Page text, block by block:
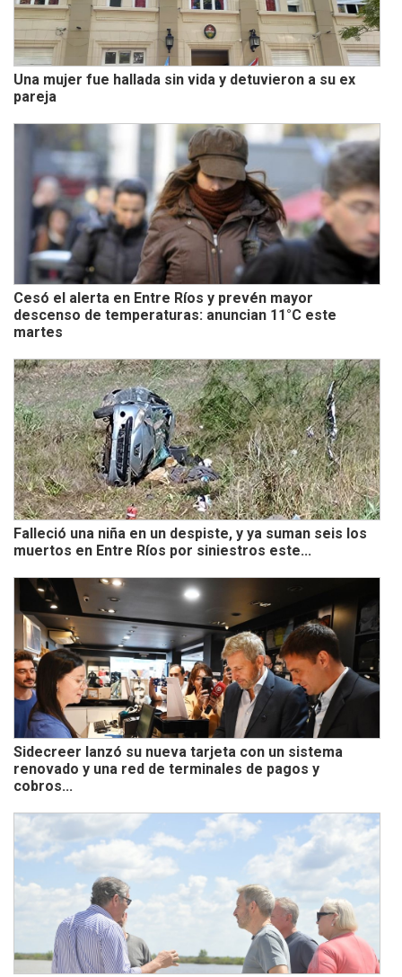
Una mujer fue hallada sin vida y detuvieron a su ex
pareja
Cesó el alerta en Entre Ríos y prevén mayor
descenso de temperaturas: anuncian 11°C este
martes
Falleció una niña en un despiste, y ya suman seis los
muertos en Entre Ríos por siniestros este...
Sidecreer lanzó su nueva tarjeta con un sistema
renovado y una red de terminales de pagos y
cobros...